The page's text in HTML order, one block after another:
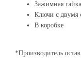
Зажимная
Ключи с двумя
В коробке
*Производитель